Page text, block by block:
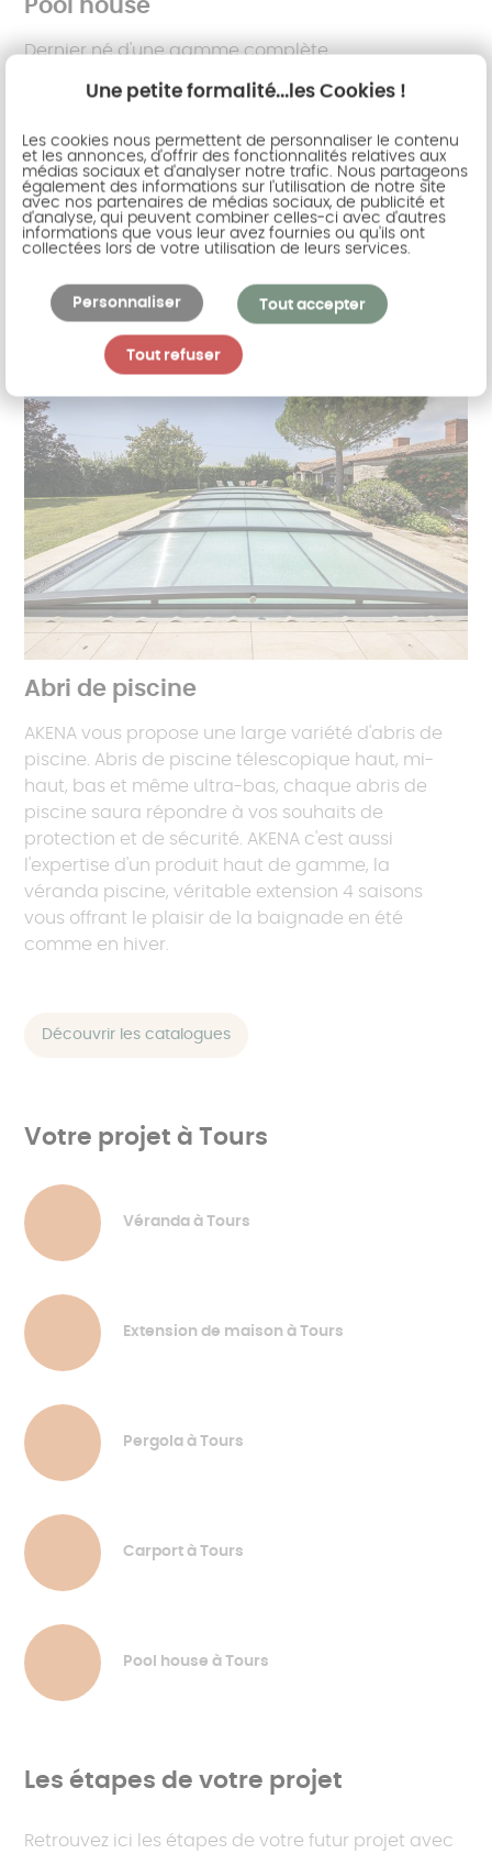
Pool house
Dernier né d'une gamme complète
voici le pool house. Véritable structure en
maison, c'est la solution pratique pour abriter la
cuisine d'été, le barbecue, le local piscine, la salle
de détente. Mixant différents matériaux tels que
l'aluminium ou le bois, vous apprécierez son
Abri de piscine
AKENA vous propose une large variété d'abris de
piscine. Abris de piscine télescopique haut, mi-
haut, bas et même ultra-bas, chaque abris de
piscine saura répondre à vos souhaits de
protection et de sécurité. AKENA c'est aussi
l'expertise d'un produit haut de gamme, la
véranda piscine, véritable extension 4 saisons
vous offrant le plaisir de la baignade en été
comme en hiver.
Découvrir les catalogues
Votre projet à Tours
Véranda à Tours
Extension de maison à Tours
Pergola à Tours
Carport à Tours
Pool house à Tours
Les étapes de votre projet
Retrouvez ici les étapes de votre futur projet avec
Une petite formalité...les Cookies !
Les cookies nous permettent de personnaliser le contenu
et les annonces, d'offrir des fonctionnalités relatives aux
médias sociaux et d'analyser notre trafic. Nous partageons
également des informations sur l'utilisation de notre site
avec nos partenaires de médias sociaux, de publicité et
d'analyse, qui peuvent combiner celles-ci avec d'autres
informations que vous leur avez fournies ou qu'ils ont
collectées lors de votre utilisation de leurs services.
Tout accepter
Tout refuser
Personnaliser